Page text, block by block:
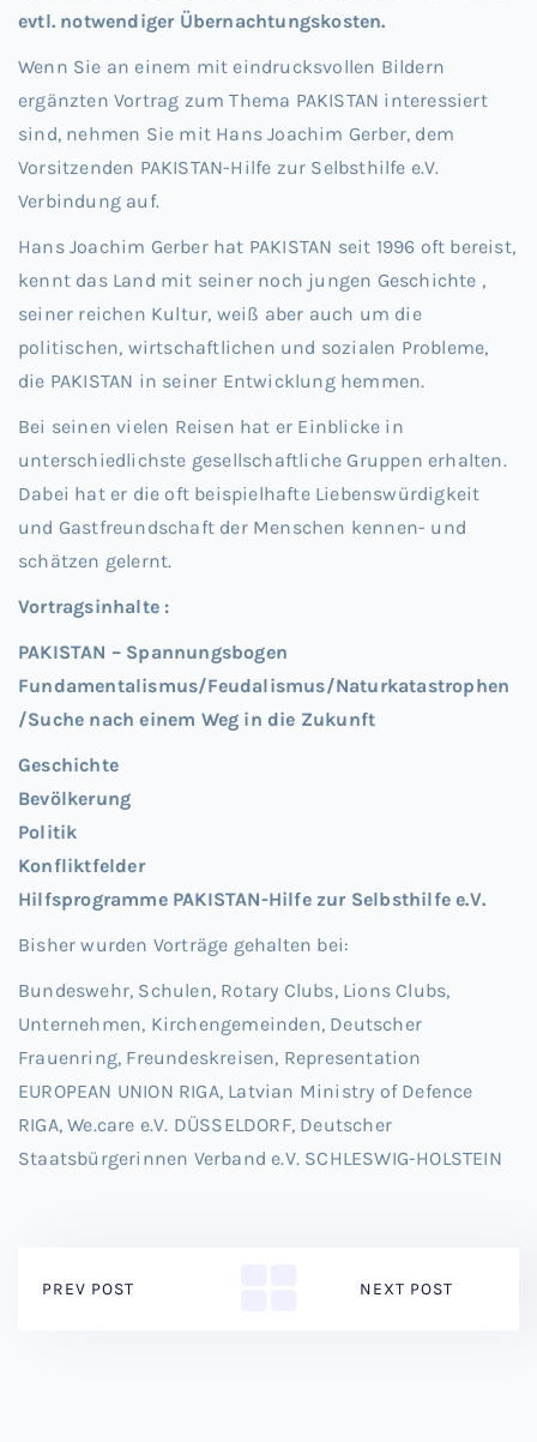
evtl. notwendiger Übernachtungskosten.
Wenn Sie an einem mit eindrucksvollen Bildern
ergänzten Vortrag zum Thema PAKISTAN interessiert
sind, nehmen Sie mit Hans Joachim Gerber, dem
Vorsitzenden PAKISTAN-Hilfe zur Selbsthilfe e.V.
Verbindung auf.
Hans Joachim Gerber hat PAKISTAN seit 1996 oft bereist,
kennt das Land mit seiner noch jungen Geschichte ,
seiner reichen Kultur, weiß aber auch um die
politischen, wirtschaftlichen und sozialen Probleme,
die PAKISTAN in seiner Entwicklung hemmen.
Bei seinen vielen Reisen hat er Einblicke in
unterschiedlichste gesellschaftliche Gruppen erhalten.
Dabei hat er die oft beispielhafte Liebenswürdigkeit
und Gastfreundschaft der Menschen kennen- und
schätzen gelernt.
Vortragsinhalte :
PAKISTAN – Spannungsbogen
Fundamentalismus/Feudalismus/Naturkatastrophen
/Suche nach einem Weg in die Zukunft
Geschichte
Bevölkerung
Politik
Konfliktfelder
Hilfsprogramme PAKISTAN-Hilfe zur Selbsthilfe e.V.
Bisher wurden Vorträge gehalten bei:
Bundeswehr, Schulen, Rotary Clubs, Lions Clubs,
Unternehmen, Kirchengemeinden, Deutscher
Frauenring, Freundeskreisen, Representation
EUROPEAN UNION RIGA, Latvian Ministry of Defence
RIGA, We.care e.V. DÜSSELDORF, Deutscher
Staatsbürgerinnen Verband e.V. SCHLESWIG-HOLSTEIN
PREV POST NEXT POST